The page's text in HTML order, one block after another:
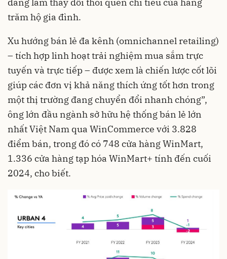
đang làm thay đổi thói quen chi tiêu của hàng
trăm hộ gia đình.
Xu hướng bán lẻ đa kênh (omnichannel retailing)
– tích hợp linh hoạt trải nghiệm mua sắm trực
tuyến và trực tiếp – được xem là chiến lược cốt lõi
giúp các đơn vị khả năng thích ứng tốt hơn trong
một thị trường đang chuyển đổi nhanh chóng”,
ông lớn đầu ngành sở hữu hệ thống bán lẻ lớn
nhất Việt Nam qua WinCommerce với 3.828
điểm bán, trong đó có 748 cửa hàng WinMart,
1.336 cửa hàng tạp hóa WinMart+ tính đến cuối
2024, cho biết.